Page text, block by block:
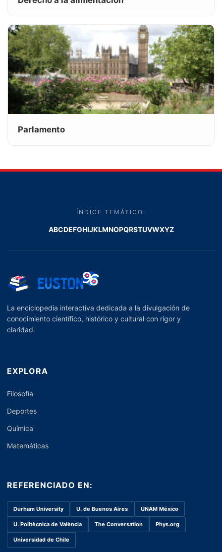
Parlamento
ÍNDICE TEMÁTICO:
ABCDEFGHIJKLMNOPQRSTUVWXYZ
La enciclopedia interactiva dedicada a la divulgación de
conocimiento científico, histórico y cultural con rigor y
claridad.
EXPLORA
Filosofía
Deportes
Química
Matemáticas
REFERENCIADO EN:
Durham University U. de Buenos Aires UNAM México
U. Politècnica de València The Conversation Phys.org
Universidad de Chile